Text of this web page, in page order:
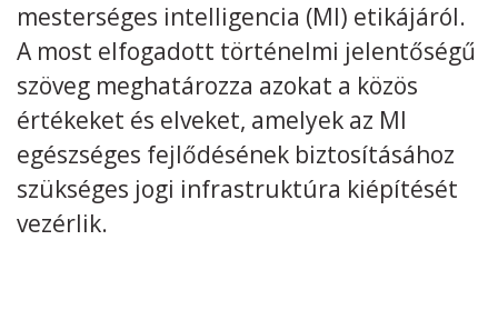
Kövess minket unescohungary
Adatkezelési tájékoztató Impresszum
Technikai információk
mesterséges intelligencia (MI) etikájáról.
A most elfogadott történelmi jelentőségű
szöveg meghatározza azokat a közös
értékeket és elveket, amelyek az MI
egészséges fejlődésének biztosításához
szükséges jogi infrastruktúra kiépítését
vezérlik.